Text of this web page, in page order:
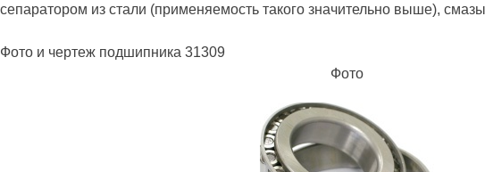
сепаратором из стали (применяемость такого значительно выше),
Фото и чертеж подшипника 31309
Фото